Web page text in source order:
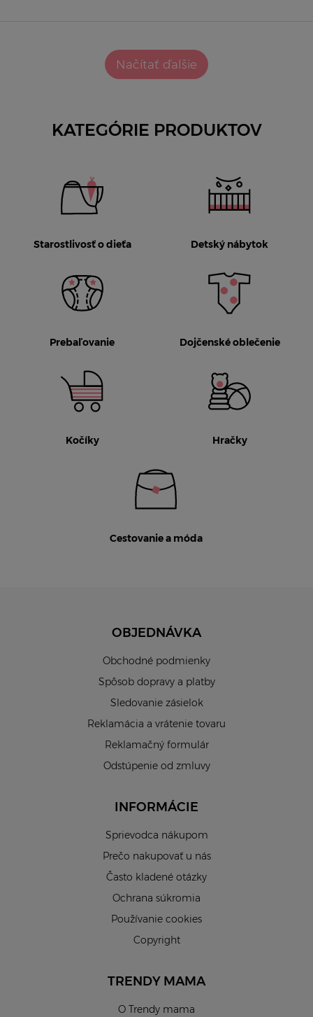
Načítať ďalšie
KATEGÓRIE PRODUKTOV
Starostlivosť o dieťa Detský nábytok
Prebaľovanie Dojčenské oblečenie
Kočíky Hračky
Cestovanie a móda
OBJEDNÁVKA
Obchodné podmienky
Spôsob dopravy a platby
Sledovanie zásielok
Reklamácia a vrátenie tovaru
Reklamačný formulár
Odstúpenie od zmluvy
INFORMÁCIE
Sprievodca nákupom
Prečo nakupovať u nás
Často kladené otázky
Ochrana súkromia
Používanie cookies
Copyright
TRENDY MAMA
O Trendy mama